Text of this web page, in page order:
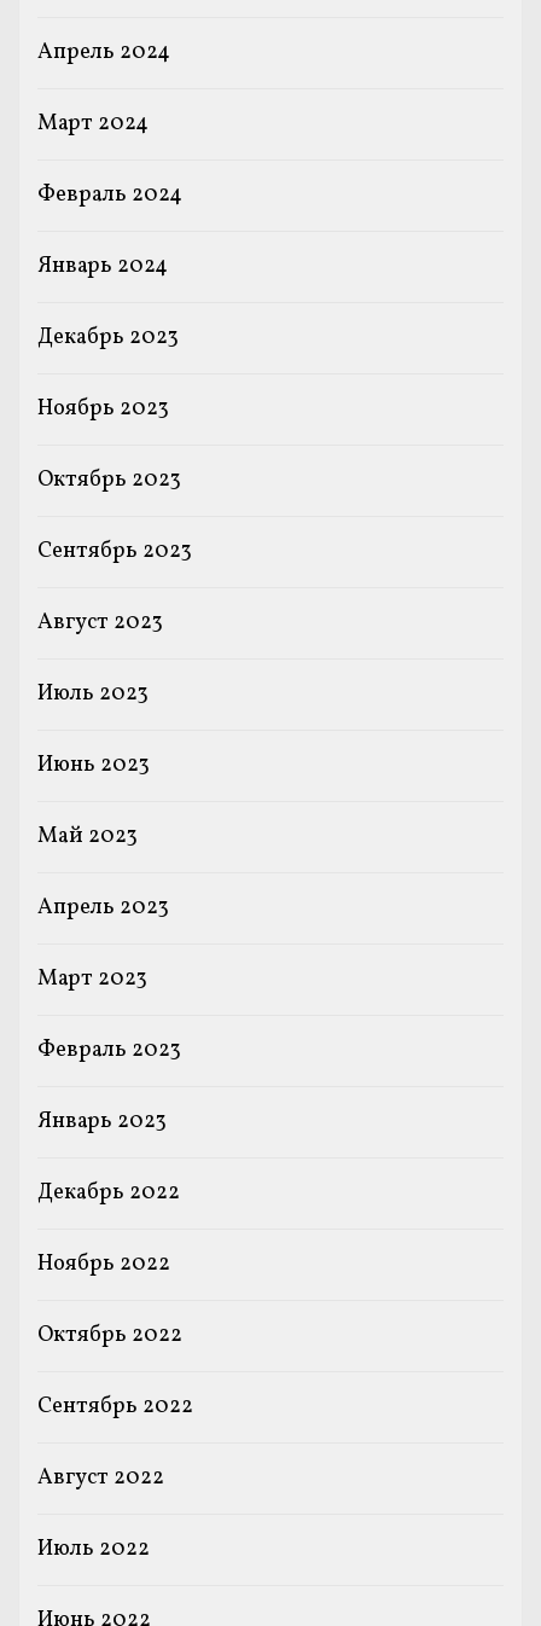
Апрель 2024
Март 2024
Февраль 2024
Январь 2024
Декабрь 2023
Ноябрь 2023
Октябрь 2023
Сентябрь 2023
Август 2023
Июль 2023
Июнь 2023
Май 2023
Апрель 2023
Март 2023
Февраль 2023
Январь 2023
Декабрь 2022
Ноябрь 2022
Октябрь 2022
Сентябрь 2022
Август 2022
Июль 2022